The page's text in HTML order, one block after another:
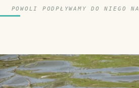
POWOLI PODPŁYWAMY DO NIEGO